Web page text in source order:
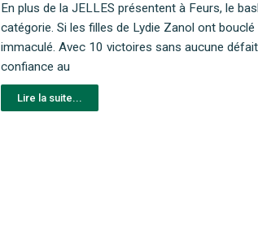
En plus de la JELLES présentent à Feurs, le
catégorie. Si les filles de Lydie Zanol ont
immaculé. Avec 10 victoires sans aucune
confiance au
Lire la suite...